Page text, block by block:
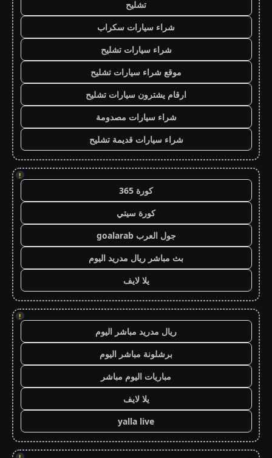
تشليح
شراء سيارات سكراب
شراء سيارات تشليح
موقع شراء سيارات تشليح
ارقام يشترون سيارات تشليح
شراء سيارات مصدومة
شراء سيارات قديمة تشليح
!
كورة 365
كورة سيتي
جول العرب goalarab
بث مباشر ريال مدريد اليوم
يلا لايف
!
ريال مدريد مباشر اليوم
برشلونة مباشر اليوم
مباريات اليوم مباشر
يلا لايف
yalla live